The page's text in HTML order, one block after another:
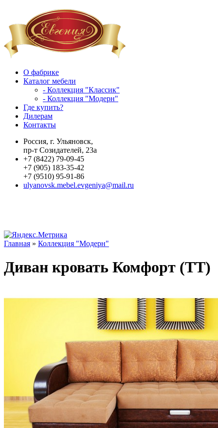
О фабрике
Каталог мебели
- Коллекция "Классик"
- Коллекция "Модерн"
Где купить?
Дилерам
Контакты
Россия, г. Ульяновск,
пр-т Созидателей, 23а
+7 (8422) 79-09-45
+7 (905) 183-35-42
+7 (9510) 95-91-86
ulyanovsk.mebel.evgeniya@mail.ru
Главная » Коллекция "Модерн"
Диван кровать Комфорт (ТТ)